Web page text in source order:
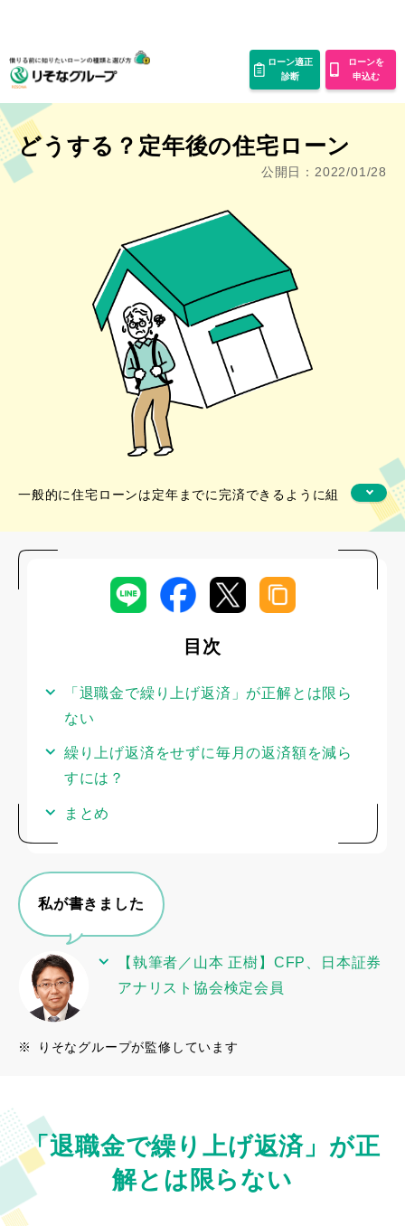
ローン適正
診断
ローンを
申込む
どうする？定年後の住宅ローン
公開日：2022/01/28
一般的に住宅ローンは定年までに完済できるように組
めの返済期間を設定した場合など、定年後も住宅ロー
ンが残っているケースがあります。
近年では定年後に再雇用で働く人も増えていますが、
収入は減ることが多いため、月々の住宅ローン返済が
に入ればなおさらでしょう。
はなくなりますが、手元の資金が減ることに不安を感
じるという方も多いのではないでしょうか。
このように何かと悩ましい定年後の住宅ローンについ
目次
「退職金で繰り上げ返済」が正解とは限ら
ない
繰り上げ返済をせずに毎月の返済額を減ら
すには？
まとめ
私が書きました
【執筆者／山本 正樹】CFP、日本証券
アナリスト協会検定会員
※ りそなグループが監修しています
「退職金で繰り上げ返済」が正
解とは限らない